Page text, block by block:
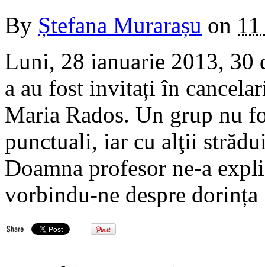
By Ștefana Murarașu on
Luni, 28 ianuarie 2013, 30
a au fost invitați în
Maria Rados. Un grup nu
punctuali, iar cu alţii
Doamna profesor ne-a
vorbindu-ne despre